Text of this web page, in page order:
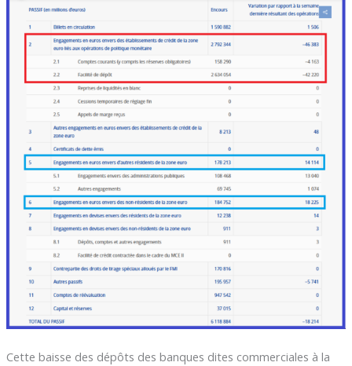
Cette baisse des dépôts des banques dites commerciales à la